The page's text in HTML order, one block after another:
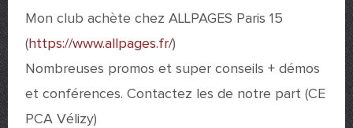
Mon club achète chez ALLPAGES Paris 15
(https://www.allpages.fr/)
Nombreuses promos et super conseils + démos
et conférences. Contactez les de notre part (CE
PCA Vélizy)